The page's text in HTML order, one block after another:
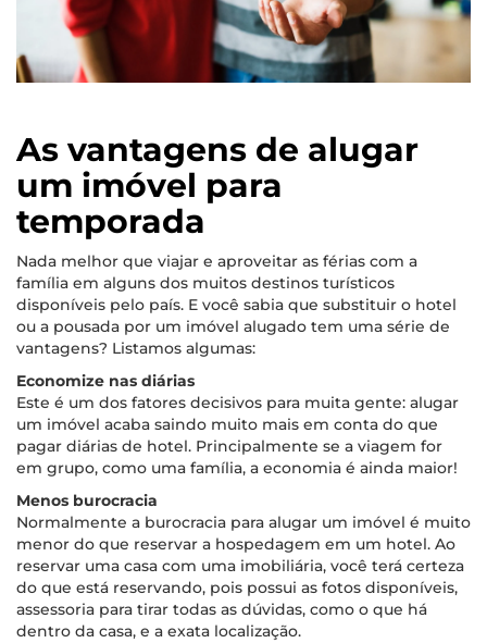
As vantagens de alugar
um imóvel para
temporada
Nada melhor que viajar e aproveitar as férias com a
família em alguns dos muitos destinos turísticos
disponíveis pelo país. E você sabia que substituir o hotel
ou a pousada por um imóvel alugado tem uma série de
vantagens? Listamos algumas:
Economize nas diárias
Este é um dos fatores decisivos para muita gente: alugar
um imóvel acaba saindo muito mais em conta do que
pagar diárias de hotel. Principalmente se a viagem for
em grupo, como uma família, a economia é ainda maior!
Menos burocracia
Normalmente a burocracia para alugar um imóvel é muito
menor do que reservar a hospedagem em um hotel. Ao
reservar uma casa com uma imobiliária, você terá certeza
do que está reservando, pois possui as fotos disponíveis,
assessoria para tirar todas as dúvidas, como o que há
dentro da casa, e a exata localização.